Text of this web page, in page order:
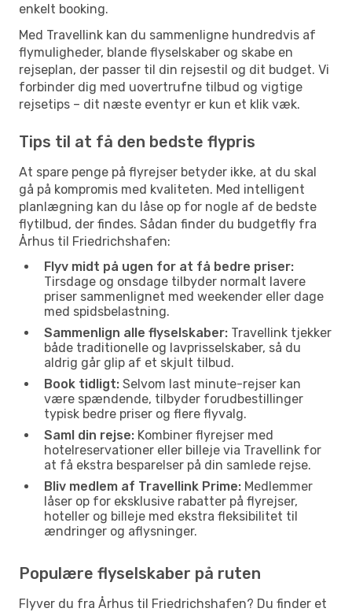
enkelt booking.
Med Travellink kan du sammenligne hundredvis af
flymuligheder, blande flyselskaber og skabe en
rejseplan, der passer til din rejsestil og dit budget. Vi
forbinder dig med uovertrufne tilbud og vigtige
rejsetips – dit næste eventyr er kun et klik væk.
Tips til at få den bedste flypris
At spare penge på flyrejser betyder ikke, at du skal
gå på kompromis med kvaliteten. Med intelligent
planlægning kan du låse op for nogle af de bedste
flytilbud, der findes. Sådan finder du budgetfly fra
Århus til Friedrichshafen:
Flyv midt på ugen for at få bedre priser:
Tirsdage og onsdage tilbyder normalt lavere
priser sammenlignet med weekender eller dage
med spidsbelastning.
Sammenlign alle flyselskaber: Travellink tjekker
både traditionelle og lavprisselskaber, så du
aldrig går glip af et skjult tilbud.
Book tidligt: Selvom last minute-rejser kan
være spændende, tilbyder forudbestillinger
typisk bedre priser og flere flyvalg.
Saml din rejse: Kombiner flyrejser med
hotelreservationer eller billeje via Travellink for
at få ekstra besparelser på din samlede rejse.
Bliv medlem af Travellink Prime: Medlemmer
låser op for eksklusive rabatter på flyrejser,
hoteller og billeje med ekstra fleksibilitet til
ændringer og aflysninger.
Populære flyselskaber på ruten
Flyver du fra Århus til Friedrichshafen? Du finder et